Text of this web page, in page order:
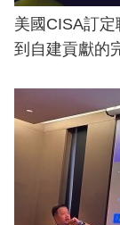
美國CISA訂
到自建貢獻的